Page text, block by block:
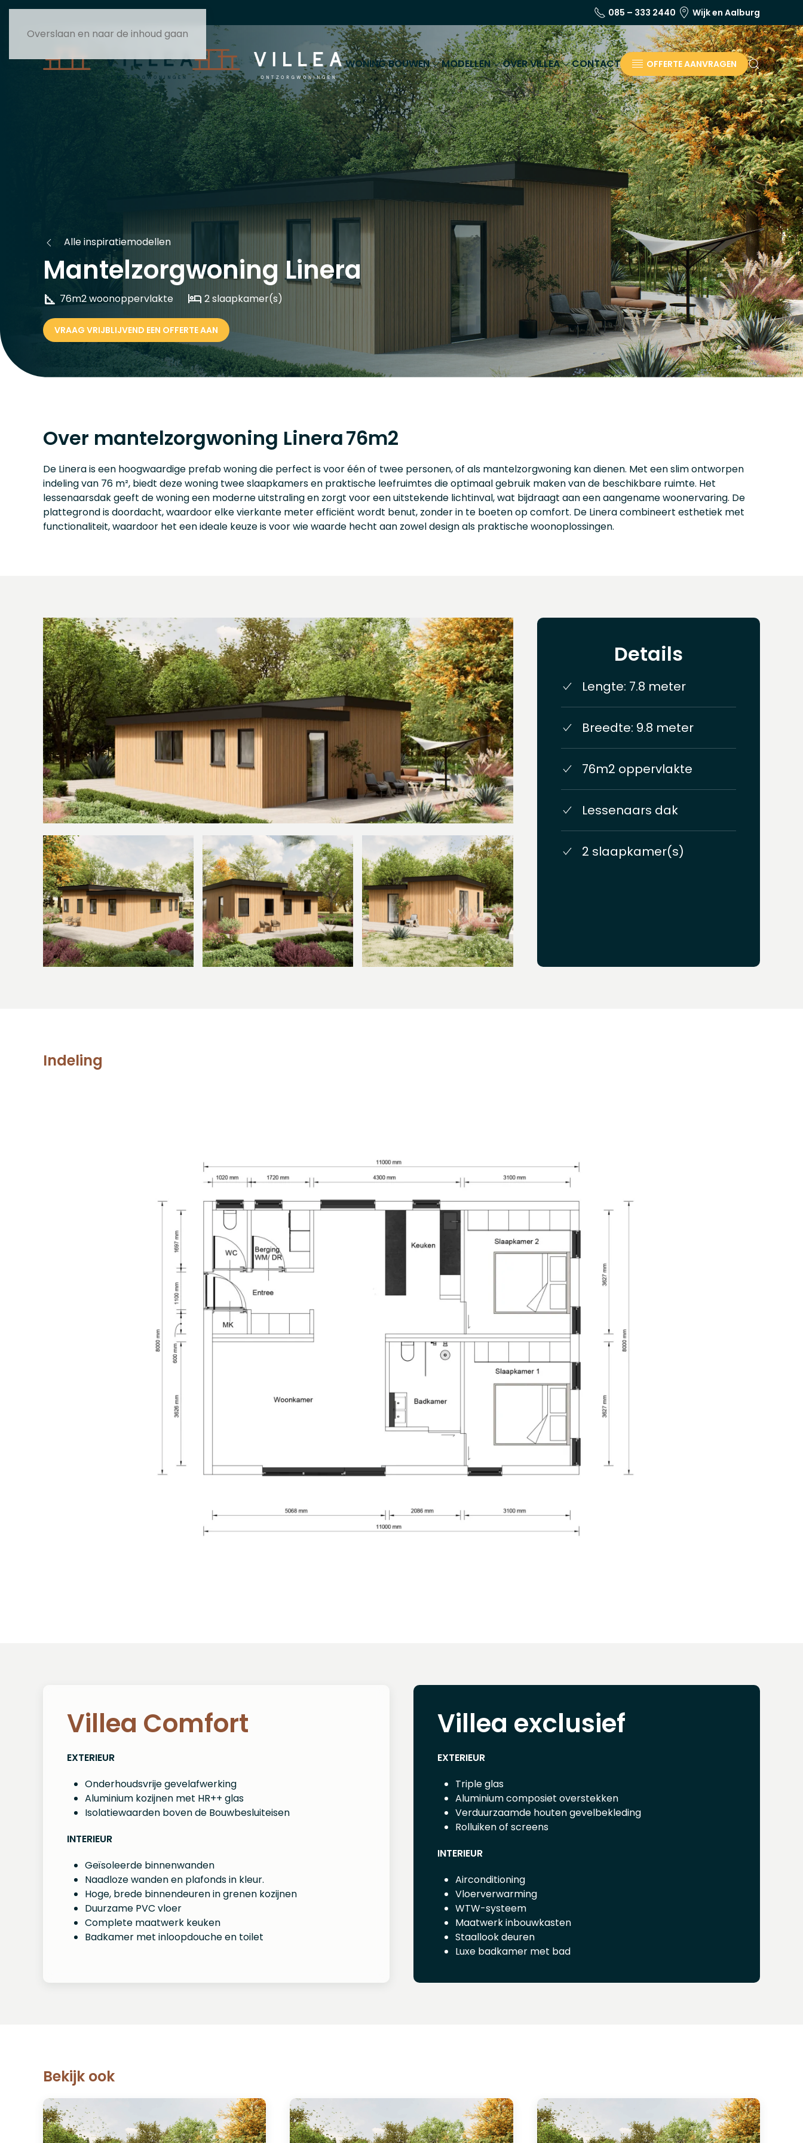
Overslaan en naar de inhoud gaan
085 – 333 2440 Wijk en Aalburg
WONING BOUWEN MODELLEN OVER VILLEA CONTACT OFFERTE AANVRAGEN
Alle inspiratiemodellen
Mantelzorgwoning Linera
76m2 woonoppervlakte 2 slaapkamer(s)
VRAAG VRIJBLIJVEND EEN OFFERTE AAN
Over mantelzorgwoning Linera76m2
De Linera is een hoogwaardige prefab woning die perfect is voor één of twee personen, of als mantelzorgwoning kan dienen. Met een slim ontworpen
indeling van 76 m², biedt deze woning twee slaapkamers en praktische leefruimtes die optimaal gebruik maken van de beschikbare ruimte. Het
lessenaarsdak geeft de woning een moderne uitstraling en zorgt voor een uitstekende lichtinval, wat bijdraagt aan een aangename woonervaring. De
plattegrond is doordacht, waardoor elke vierkante meter efficiënt wordt benut, zonder in te boeten op comfort. De Linera combineert esthetiek met
functionaliteit, waardoor het een ideale keuze is voor wie waarde hecht aan zowel design als praktische woonoplossingen.
Details
Lengte: 7.8 meter
Breedte: 9.8 meter
76m2 oppervlakte
Lessenaars dak
2 slaapkamer(s)
Indeling
Villea Comfort
EXTERIEUR
Onderhoudsvrije gevelafwerking
Aluminium kozijnen met HR++ glas
Isolatiewaarden boven de Bouwbesluiteisen
INTERIEUR
Geïsoleerde binnenwanden
Naadloze wanden en plafonds in kleur.
Hoge, brede binnendeuren in grenen kozijnen
Duurzame PVC vloer
Complete maatwerk keuken
Badkamer met inloopdouche en toilet
Villea exclusief
EXTERIEUR
Triple glas
Aluminium composiet overstekken
Verduurzaamde houten gevelbekleding
Rolluiken of screens
INTERIEUR
Airconditioning
Vloerverwarming
WTW-systeem
Maatwerk inbouwkasten
Staallook deuren
Luxe badkamer met bad
Bekijk ook